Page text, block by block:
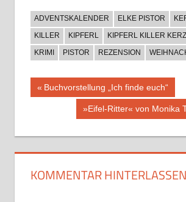
ADVENTSKALENDER ELKE PISTOR
KILLER
KIPFERL
KIPFERL KILLER
KRIMI
PISTOR REZENSION
Beitragsnavigation
Vorheriger
Buchvorstellung „Ich finde euch“
Nächster
»Eifel-Ritter« von Monika
KOMMENTAR HINTERLASSEN